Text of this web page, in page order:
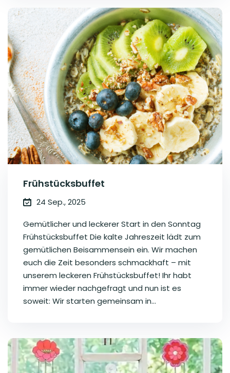
Frühstücksbuffet
24 Sep., 2025
Gemütlicher und leckerer Start in den Sonntag
Frühstücksbuffet Die kalte Jahreszeit lädt zum
gemütlichen Beisammensein ein. Wir machen
euch die Zeit besonders schmackhaft – mit
unserem leckeren Frühstücksbuffet! Ihr habt
immer wieder nachgefragt und nun ist es
soweit: Wir starten gemeinsam in...